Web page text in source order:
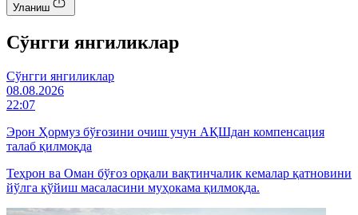
Уланиш
Cўнгги янгиликлар
Cўнгги янгиликлар
08.08.2026
22:07
Эрон Ҳормуз бўғозини очиш учун АҚШдан компенсация
талаб қилмоқда
Теҳрон ва Оман бўғоз орқали вақтинчалик кемалар қатновини
йўлга қўйиш масаласини муҳокама қилмоқда.